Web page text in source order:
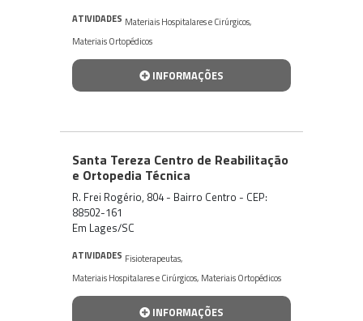
ATIVIDADES Materiais Hospitalares e Cirúrgicos,
Materiais Ortopédicos
INFORMAÇÕES
Santa Tereza Centro de Reabilitação
e Ortopedia Técnica
R. Frei Rogério, 804 - Bairro Centro - CEP:
88502-161
Em Lages/SC
ATIVIDADES Fisioterapeutas,
Materiais Hospitalares e Cirúrgicos, Materiais Ortopédicos
INFORMAÇÕES